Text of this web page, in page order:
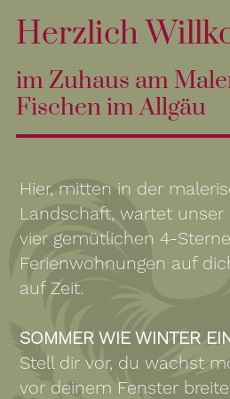
Herzlich
im Zuhaus am
Fischen im Allgäu
Hier, mitten in der
Landschaft, wartet
vier gemütlichen 4-
Ferienwohnungen auf
auf Zeit.
SOMMER WIE WINTER
Stell dir vor, du wachst
vor deinem Fenster